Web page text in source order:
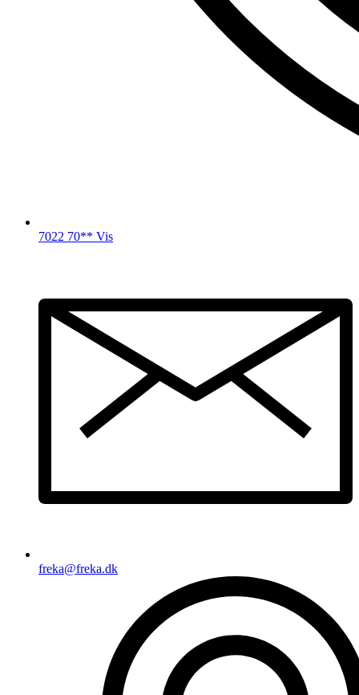
7022 70** Vis
freka@freka.dk